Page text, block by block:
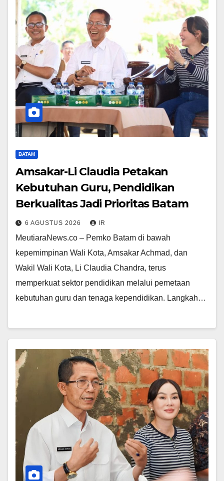
BATAM
Amsakar-Li Claudia Petakan
Kebutuhan Guru, Pendidikan
Berkualitas Jadi Prioritas Batam
6 AGUSTUS 2026 IR
MeutiaraNews.co – Pemko Batam di bawah
kepemimpinan Wali Kota, Amsakar Achmad, dan
Wakil Wali Kota, Li Claudia Chandra, terus
memperkuat sektor pendidikan melalui pemetaan
kebutuhan guru dan tenaga kependidikan. Langkah…